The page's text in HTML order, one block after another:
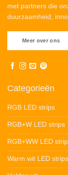
met partners die
duurzaamheid,
Meer over ons
Categorieën
RGB LED strips
RGB+W LED strips
RGB+WW LED
Warm wit LED strips